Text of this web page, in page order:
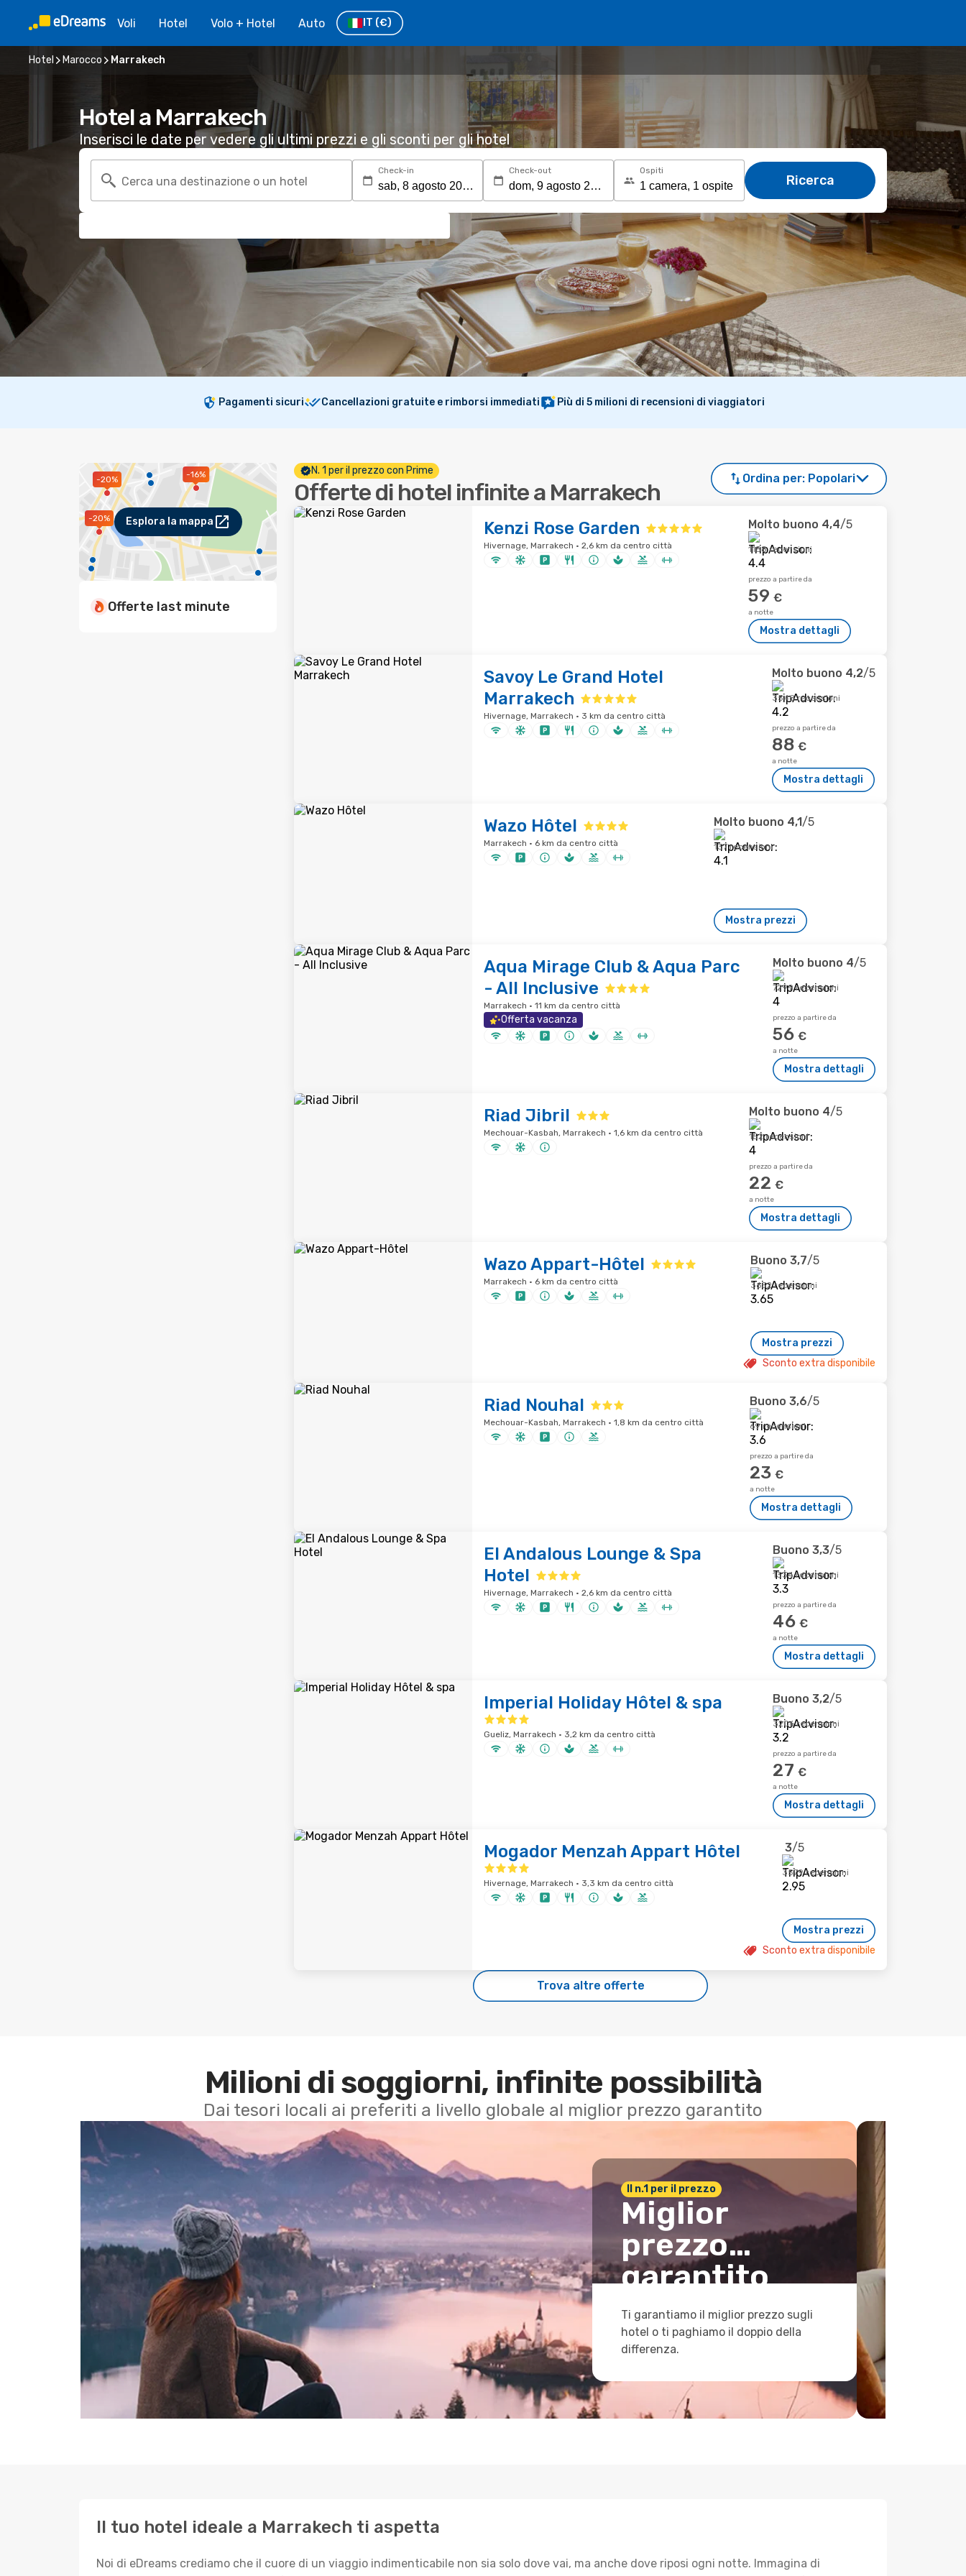
Voli Hotel Volo + Hotel Auto IT (€)
Hotel Marocco Marrakech
Hotel a Marrakech
Inserisci le date per vedere gli ultimi prezzi e gli sconti per gli hotel
Cerca una destinazione o un hotel
Check-in Check-out Ospiti
Ricerca
Pagamenti sicuri Cancellazioni gratuite e rimborsi immediati Più di 5 milioni di recensioni di viaggiatori
-20%
-20%
-16%
Esplora la mappa
Offerte last minute
N. 1 per il prezzo con Prime
Offerte di hotel infinite a Marrakech
Ordina per: Popolari
Kenzi Rose Garden
Hivernage, Marrakech · 2,6 km da centro città
Molto buono 4,4/5
1188 recensioni
prezzo a partire da
59 €
a notte
Mostra dettagli
Savoy Le Grand Hotel
Marrakech
Hivernage, Marrakech · 3 km da centro città
Molto buono 4,2/5
3548 recensioni
prezzo a partire da
88 €
a notte
Mostra dettagli
Wazo Hôtel
Marrakech · 6 km da centro città
Molto buono 4,1/5
137 recensioni
Mostra prezzi
Aqua Mirage Club & Aqua Parc
- All Inclusive
Marrakech · 11 km da centro città
Offerta vacanza
Molto buono 4/5
7299 recensioni
prezzo a partire da
56 €
a notte
Mostra dettagli
Riad Jibril
Mechouar-Kasbah, Marrakech · 1,6 km da centro città
Molto buono 4/5
152 recensioni
prezzo a partire da
22 €
a notte
Mostra dettagli
Wazo Appart-Hôtel
Marrakech · 6 km da centro città
Buono 3,7/5
3652 recensioni
Mostra prezzi
Sconto extra disponibile
Riad Nouhal
Mechouar-Kasbah, Marrakech · 1,8 km da centro città
Buono 3,6/5
69 recensioni
prezzo a partire da
23 €
a notte
Mostra dettagli
El Andalous Lounge & Spa
Hotel
Hivernage, Marrakech · 2,6 km da centro città
Buono 3,3/5
1334 recensioni
prezzo a partire da
46 €
a notte
Mostra dettagli
Imperial Holiday Hôtel & spa
Gueliz, Marrakech · 3,2 km da centro città
Buono 3,2/5
3206 recensioni
prezzo a partire da
27 €
a notte
Mostra dettagli
Mogador Menzah Appart Hôtel
Hivernage, Marrakech · 3,3 km da centro città
3/5
3579 recensioni
Mostra prezzi
Sconto extra disponibile
Trova altre offerte
Milioni di soggiorni, infinite possibilità
Dai tesori locali ai preferiti a livello globale al miglior prezzo garantito
Il n.1 per il prezzo
Miglior
prezzo
garantito
Ti garantiamo il miglior prezzo sugli
hotel o ti paghiamo il doppio della
differenza.
Il tuo hotel ideale a Marrakech ti aspetta
Noi di eDreams crediamo che il cuore di un viaggio indimenticabile non sia solo dove vai, ma anche dove riposi ogni notte. Immagina di